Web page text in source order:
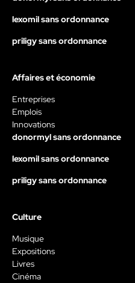
lexomil sans ordonnance
priligy sans ordonnance
Affaires et économie
Entreprises
Emplois
Innovations
donormyl sans ordonnance
lexomil sans ordonnance
priligy sans ordonnance
Culture
Musique
Expositions
Livres
Cinéma